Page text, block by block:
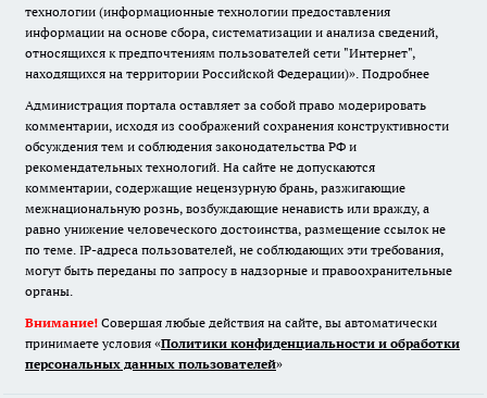
технологии (информационные технологии предоставления
информации на основе сбора, систематизации и анализа сведений,
относящихся к предпочтениям пользователей сети "Интернет",
находящихся на территории Российской Федерации)». Подробнее
Администрация портала оставляет за собой право модерировать
комментарии, исходя из соображений сохранения конструктивности
обсуждения тем и соблюдения законодательства РФ и
рекомендательных технологий. На сайте не допускаются
комментарии, содержащие нецензурную брань, разжигающие
межнациональную рознь, возбуждающие ненависть или вражду, а
равно унижение человеческого достоинства, размещение ссылок не
по теме. IP-адреса пользователей, не соблюдающих эти требования,
могут быть переданы по запросу в надзорные и правоохранительные
органы.
Внимание! Совершая любые действия на сайте, вы автоматически
принимаете условия «Политики конфиденциальности и обработки
персональных данных пользователей»